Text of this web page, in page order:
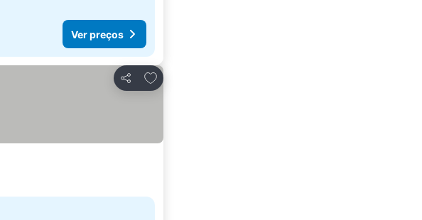
Ver preços
Partilhar
Adicionar aos favoritos